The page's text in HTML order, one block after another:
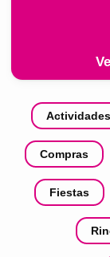
Actividades
Compras
Fiestas